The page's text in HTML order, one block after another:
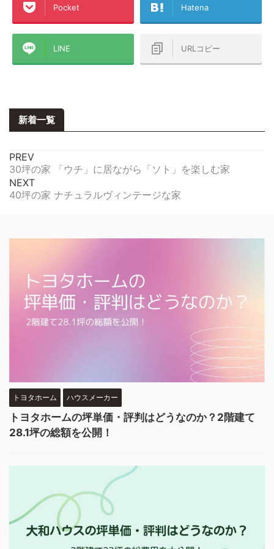
Pocket Hatena
LINE URLコピー
新着一覧
PREV
30坪の家 「ウチ」に居ながら「ソト」を楽しむ家
NEXT
40坪の家 ナチュラルヴィンテージな家
トヨタホーム ハウスメーカー
トヨタホームの坪単価・評判はどうなのか？2階建て
28.1坪の総額を公開！